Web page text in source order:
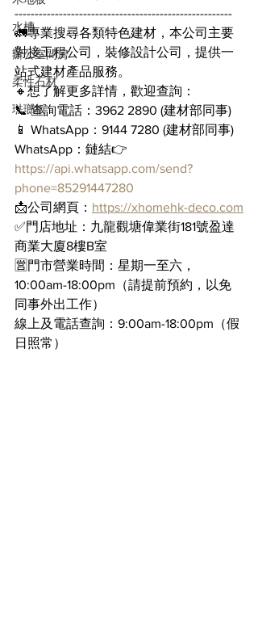
水槽
辦公室間房
柔性石材
琺瑯板
------------------------------------------------------
🚛專業搜尋各類特色建材，本公司主要
對接工程公司，裝修設計公司，提供一
站式建材產品服務。
🔸想了解更多詳情，歡迎查詢：
📞 查詢電話：3962 2890 (建材部同事)
📱 WhatsApp：9144 7280 (建材部同事)
WhatsApp：鏈結👉
https://api.whatsapp.com/send?
phone=85291447280
📩公司網頁： https://xhomehk-deco.com
✅門店地址：九龍觀塘偉業街181號盈達
商業大廈8樓B室
🈺門市營業時間：星期一至六，
10:00am-18:00pm（請提前預約，以免
同事外出工作）
線上及電話查詢：9:00am-18:00pm（假
日照常）